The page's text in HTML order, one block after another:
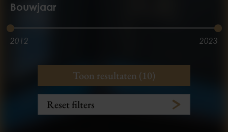
Bouwjaar
2012 2023
Diesel
Benzine
3.100 km 245.385 km
Toon resultaten (10)
Reset filters